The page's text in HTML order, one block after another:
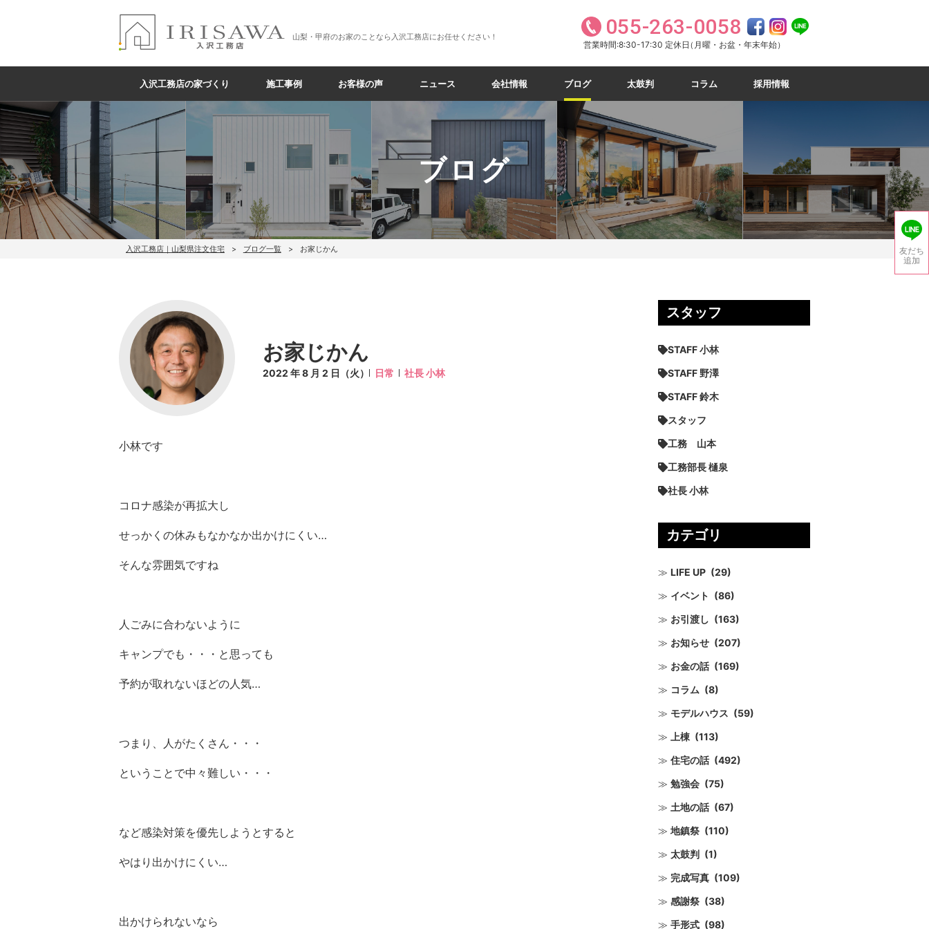
山梨・甲府のお家のことなら入沢工務店にお任せください！ 055-263-0058
営業時間:8:30-17:30 定休日（月曜・お盆・年末年始）
入沢工務店の家づくり 施工事例 お客様の声 ニュース 会社情報 ブログ 太鼓判 コラム 採用情報
ブログ
入沢工務店｜山梨県注文住宅 ブログ一覧 お家じかん
お家じかん
2022 年 8 月 2 日（火） 日常 社長 小林
小林です
コロナ感染が再拡大し
せっかくの休みもなかなか出かけにくい…
そんな雰囲気ですね
人ごみに合わないように
キャンプでも・・・と思っても
予約が取れないほどの人気…
つまり、人がたくさん・・・
ということで中々難しい・・・
など感染対策を優先しようとすると
やはり出かけにくい…
出かけられないなら
スタッフ
STAFF 小林
STAFF 野澤
STAFF 鈴木
スタッフ
工務 山本
工務部長 樋泉
社長 小林
カテゴリ
LIFE UP (29)
イベント (86)
お引渡し (163)
お知らせ (207)
お金の話 (169)
コラム (8)
モデルハウス (59)
上棟 (113)
住宅の話 (492)
勉強会 (75)
土地の話 (67)
地鎮祭 (110)
太鼓判 (1)
完成写真 (109)
感謝祭 (38)
手形式 (98)
友だち
追加